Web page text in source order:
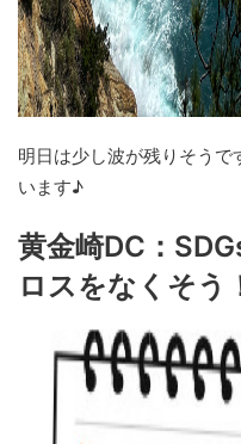
明日は少し波が残りそう
います♪
黄金崎DC：
ロスをなくそう